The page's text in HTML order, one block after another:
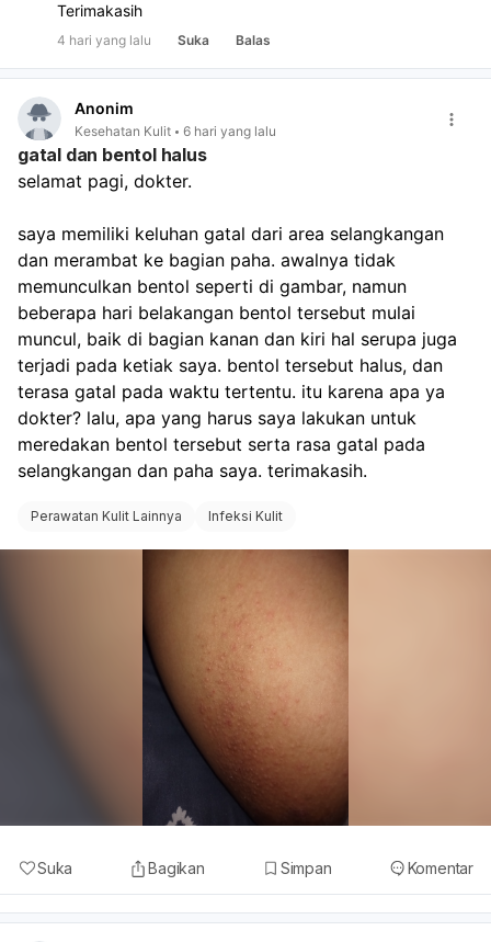
Terimakasih
4 hari yang lalu Suka Balas
Anonim
Kesehatan Kulit 6 hari yang lalu
gatal dan bentol halus
selamat pagi, dokter.
saya memiliki keluhan gatal dari area selangkangan
dan merambat ke bagian paha. awalnya tidak
memunculkan bentol seperti di gambar, namun
beberapa hari belakangan bentol tersebut mulai
muncul, baik di bagian kanan dan kiri hal serupa juga
terjadi pada ketiak saya. bentol tersebut halus, dan
terasa gatal pada waktu tertentu. itu karena apa ya
dokter? lalu, apa yang harus saya lakukan untuk
meredakan bentol tersebut serta rasa gatal pada
selangkangan dan paha saya. terimakasih.
Perawatan Kulit Lainnya Infeksi Kulit
Suka Bagikan Simpan Komentar